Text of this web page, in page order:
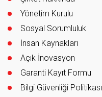
Yönetim Kurulu
Sosyal Sorumluluk
İnsan Kaynakları
Açık İnovasyon
Garanti Kayıt Formu
Bilgi Güvenliği Politikası